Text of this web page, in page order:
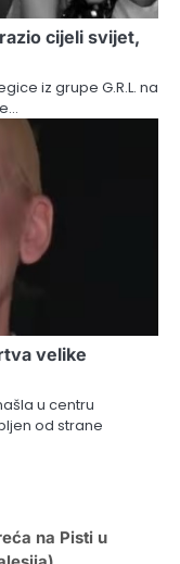
cijeli svijet,
iz grupe G.R.L. na
velike
u centru
od strane
na Pisti u